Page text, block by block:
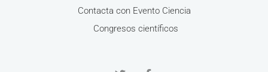
Contacta con Evento Ciencia
Congresos científicos